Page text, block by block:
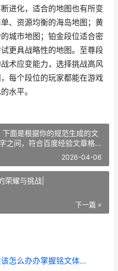
进化，适合的地图也有所变
、资源均衡的海岛地图；黄
城市地图；铂金段位适合密
更具战略性的地图。至尊段
术应变能力，选择挑战高风
每个段位的玩家都能在游戏
水平。
面是根据你的规范生成的文
之间，符合百度经验文章格
键词。
2026-04-06
荣耀与挑战|
下一篇 »
| 王者荣耀传承铭文：该该怎么办办掌握铭文体系提升游戏体验